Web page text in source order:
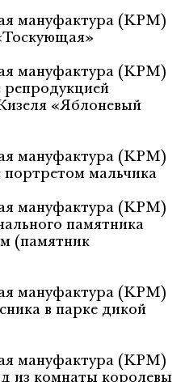
мануфактура (KPM)
мануфактура (KPM)
«Яблоневый
мануфактура (KPM)
мальчика
мануфактура (KPM)
памятника
(памятник
мануфактура (KPM)
в парке дикой
мануфактура (KPM)
из комнаты королевы